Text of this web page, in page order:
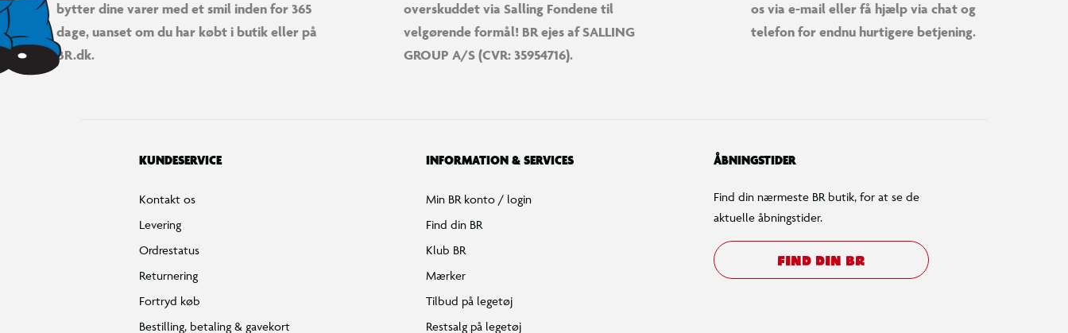
bytter dine varer med et smil inden for 365
dage, uanset om du har købt i butik eller på
BR.dk.
overskuddet via Salling Fondene til
velgørende formål! BR ejes af SALLING
GROUP A/S (CVR: 35954716).
os via e-mail eller få hjælp via chat og
telefon for endnu hurtigere betjening.
KUNDESERVICE
Kontakt os
Levering
Ordrestatus
Returnering
Fortryd køb
Bestilling, betaling & gavekort
INFORMATION & SERVICES
Min BR konto / login
Find din BR
Klub BR
Mærker
Tilbud på legetøj
Restsalg på legetøj
ÅBNINGSTIDER
Find din nærmeste BR butik, for at se de
aktuelle åbningstider.
FIND DIN BR